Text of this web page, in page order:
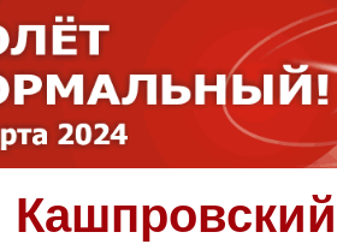
Кашпровский